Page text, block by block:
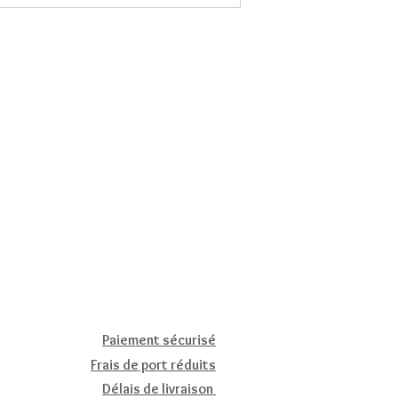
Paiement sécurisé
Frais de port réduits
Délais de livraison